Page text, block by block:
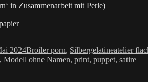
in Zusammenarbeit mit Perle)
2024Kategorien
Broiler porn, Silbergelatineatelier
, Modell ohne Namen, print, puppet, satire